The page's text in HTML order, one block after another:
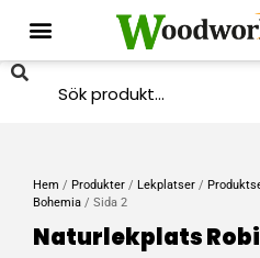
Hem / Produkter / Lekplatser /
Bohemia / Sida 2
Naturlekplats